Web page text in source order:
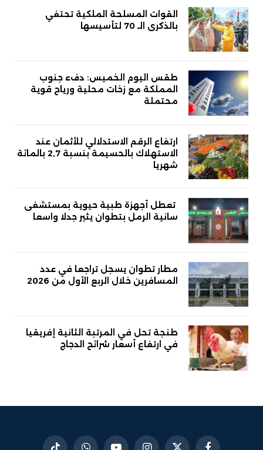
القوات المسلحة الملكية تحتفي
بالذكرى الـ 70 لتأسيسها
طقس اليوم الخميس: دفء جنوب
المملكة مع زخات محلية ورياح قوية
محتملة
ارتفاع الرقم الاستدلالي للأثمان عند
الاستهلاك بالحسيمة بنسبة 2,7 بالمائة
شهريا
تعطل أجهزة طبية حيوية بمستشفى
سانية الرمل بتطوان يثير جدلا واسعا
مطار تطوان يسجل تراجعا في عدد
المسافرين خلال الربع الأول من 2026
طنجة تحل في المرتبة الثانية إفريقيا
في ارتفاع أسعار شرائح الدجاج